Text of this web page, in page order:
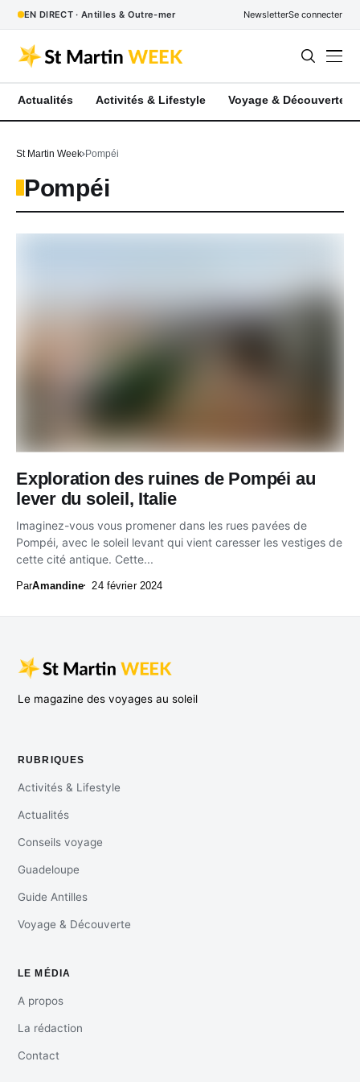
EN DIRECT · Antilles & Outre-mer NewsletterSe connecter
Actualités Activités & Lifestyle Voyage & Découverte
St Martin Week Pompéi
Pompéi
Exploration des ruines de Pompéi au
lever du soleil, Italie
Imaginez-vous vous promener dans les rues pavées de
Pompéi, avec le soleil levant qui vient caresser les vestiges de
cette cité antique. Cette...
ParAmandine 24 février 2024
Le magazine des voyages au soleil
RUBRIQUES
Activités & Lifestyle
Actualités
Conseils voyage
Guadeloupe
Guide Antilles
Voyage & Découverte
LE MÉDIA
A propos
La rédaction
Contact